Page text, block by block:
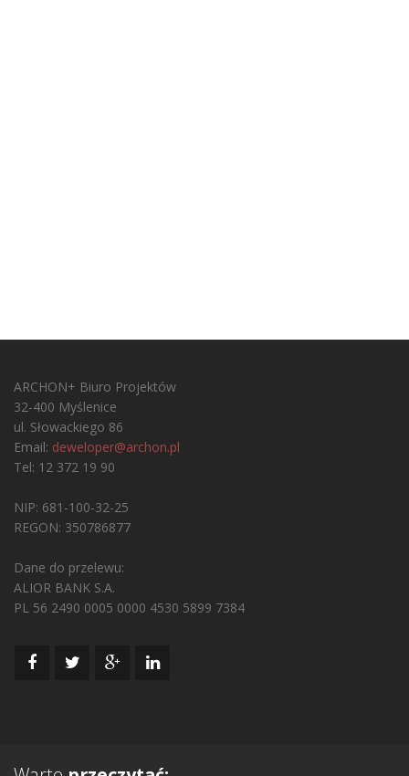
ARCHON+ Biuro Projektów
32-400 Myślenice
ul. Słowackiego 86
Email: deweloper@archon.pl
Tel: 12 372 19 90
NIP: 681-100-32-25
REGON: 350786877
Dane do przelewu:
ALIOR BANK S.A.
PL 56 2490 0005 0000 4530 5899 7384